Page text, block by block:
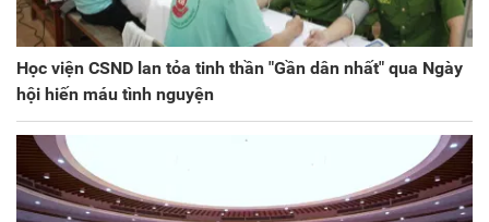
Học viện CSND lan tỏa tinh thần "Gần dân nhất" qua Ngày
hội hiến máu tình nguyện